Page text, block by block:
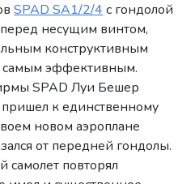
SPAD SA1/2/4с гондолой
несущим винтом,
конструктивным
самым эффективным.
SPAD Луи Бешер
пришел к единственному
новом аэроплане
от передней гондолы.
самолет повторял